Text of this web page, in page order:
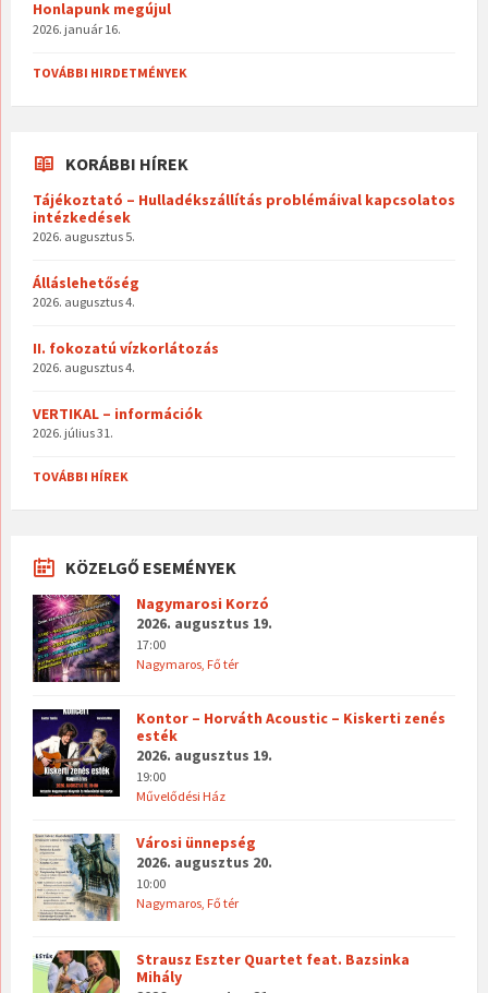
Honlapunk megújul
2026. január 16.
TOVÁBBI HIRDETMÉNYEK
KORÁBBI HÍREK
Tájékoztató – Hulladékszállítás problémáival kapcsolatos
intézkedések
2026. augusztus 5.
Álláslehetőség
2026. augusztus 4.
II. fokozatú vízkorlátozás
2026. augusztus 4.
VERTIKAL – információk
2026. július 31.
TOVÁBBI HÍREK
KÖZELGŐ ESEMÉNYEK
Nagymarosi Korzó
2026. augusztus 19.
17:00
Nagymaros, Fő tér
Kontor – Horváth Acoustic – Kiskerti zenés
esték
2026. augusztus 19.
19:00
Művelődési Ház
Városi ünnepség
2026. augusztus 20.
10:00
Nagymaros, Fő tér
Strausz Eszter Quartet feat. Bazsinka
Mihály